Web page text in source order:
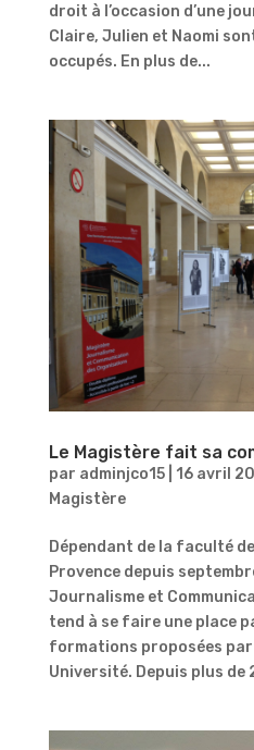
droit à l’occasion d’une
Claire, Julien et Naomi
occupés. En plus de...
Le Magistère fait sa
par adminjco15| 16 avril
Magistère
Dépendant de la faculté
Provence depuis
Journalisme et
tend à se faire une place
formations proposées
Université. Depuis plus de